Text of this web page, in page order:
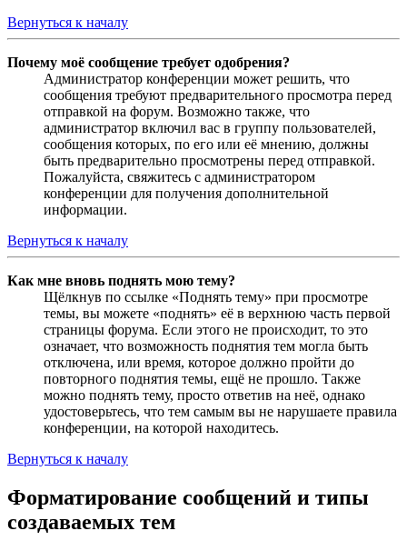
Вернуться к началу
Почему моё сообщение требует одобрения?
Администратор конференции может решить, что
сообщения требуют предварительного просмотра перед
отправкой на форум. Возможно также, что
администратор включил вас в группу пользователей,
сообщения которых, по его или её мнению, должны
быть предварительно просмотрены перед отправкой.
Пожалуйста, свяжитесь с администратором
конференции для получения дополнительной
информации.
Вернуться к началу
Как мне вновь поднять мою тему?
Щёлкнув по ссылке «Поднять тему» при просмотре
темы, вы можете «поднять» её в верхнюю часть первой
страницы форума. Если этого не происходит, то это
означает, что возможность поднятия тем могла быть
отключена, или время, которое должно пройти до
повторного поднятия темы, ещё не прошло. Также
можно поднять тему, просто ответив на неё, однако
удостоверьтесь, что тем самым вы не нарушаете правила
конференции, на которой находитесь.
Вернуться к началу
Форматирование сообщений и типы
создаваемых тем